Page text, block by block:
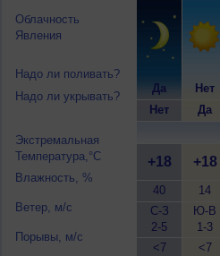
Облачность
Явления
Надо ли поливать?
Надо ли укрывать?
Экстремальная
Температура,°C
Влажность, %
Ветер, м/с
Порывы, м/с
Да
Нет
Нет
Да
+18
40
С-З
2-5
<7
+18
14
Ю-В
1-3
<7